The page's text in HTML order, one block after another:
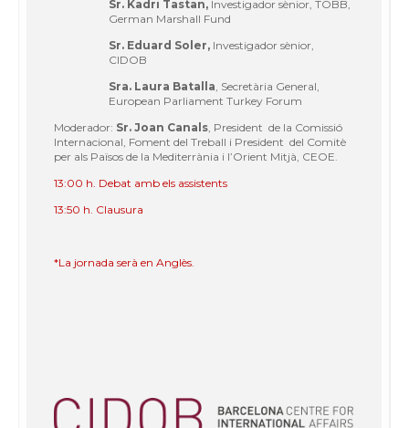
Sr. Kadri Tastan, Investigador sènior, TOBB,
German Marshall Fund
Sr. Eduard Soler, Investigador sènior,
CIDOB
Sra. Laura Batalla , Secretària General,
European Parliament Turkey Forum
Moderador: Sr. Joan Canals , President de la Comissió
Internacional, Foment del Treball i President del Comitè
per als Països de la Mediterrània i l’Orient Mitjà, CEOE.
13:00 h. Debat amb els assistents
13:50 h. Clausura
*La jornada serà en Anglès.